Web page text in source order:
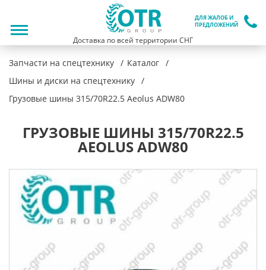
ДЛЯ ЖАЛОБ И
ПРЕДЛОЖЕНИЙ
Доставка по всей территории СНГ
Запчасти на спецтехнику
Каталог
Шины и диски на спецтехнику
Грузовые шины 315/70R22.5 Aeolus ADW80
ГРУЗОВЫЕ ШИНЫ 315/70R22.5
AEOLUS ADW80